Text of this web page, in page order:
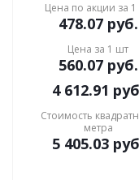
Цена по акции за
478.07руб.
Цена за 1 шт
560.07руб.
4 612.91
Стоимость
метра
5 405.03